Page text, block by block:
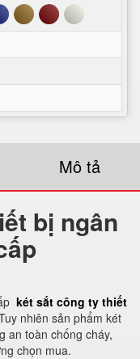
Nâu Đỏ Trắng
Mô tả
bị ngân
két sắt công ty thiết
nhiên sản phẩm két
an toàn chống cháy,
chọn mua.